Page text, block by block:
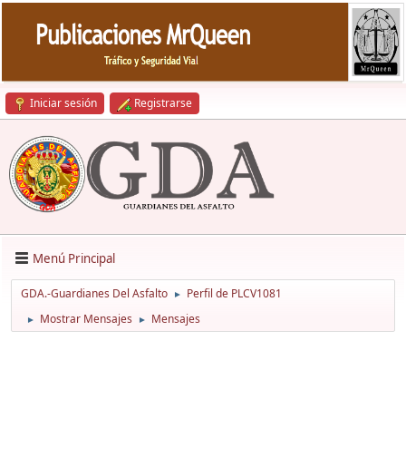
Iniciar sesión Registrarse
Menú Principal
GDA.-Guardianes Del Asfalto ► Perfil de PLCV1081
► Mostrar Mensajes ► Mensajes